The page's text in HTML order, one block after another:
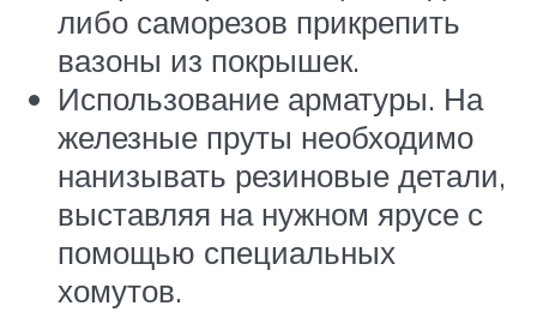
либо саморезов прикрепить
вазоны из покрышек.
Использование арматуры. На
железные пруты необходимо
нанизывать резиновые детали,
выставляя на нужном ярусе с
помощью специальных
хомутов.